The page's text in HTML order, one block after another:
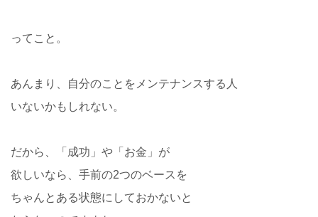
ってこと。
あんまり、自分のことをメンテナンスする人
いないかもしれない。
だから、「成功」や「お金」が
欲しいなら、手前の2つのベースを
ちゃんとある状態にしておかないと